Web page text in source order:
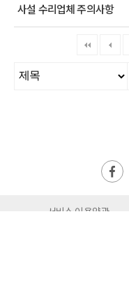
사설 수리업체 주의사항
서비스 이용약관